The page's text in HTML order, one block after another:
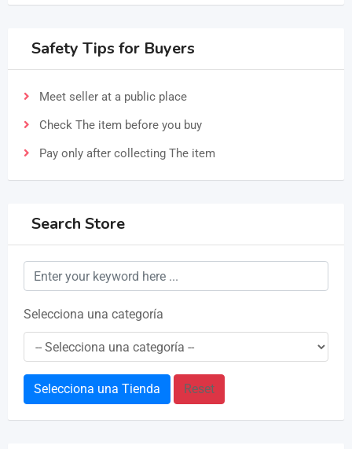
Safety Tips for Buyers
Meet seller at a public place
Check The item before you buy
Pay only after collecting The item
Search Store
Selecciona una categoría
Selecciona una Tienda Reset